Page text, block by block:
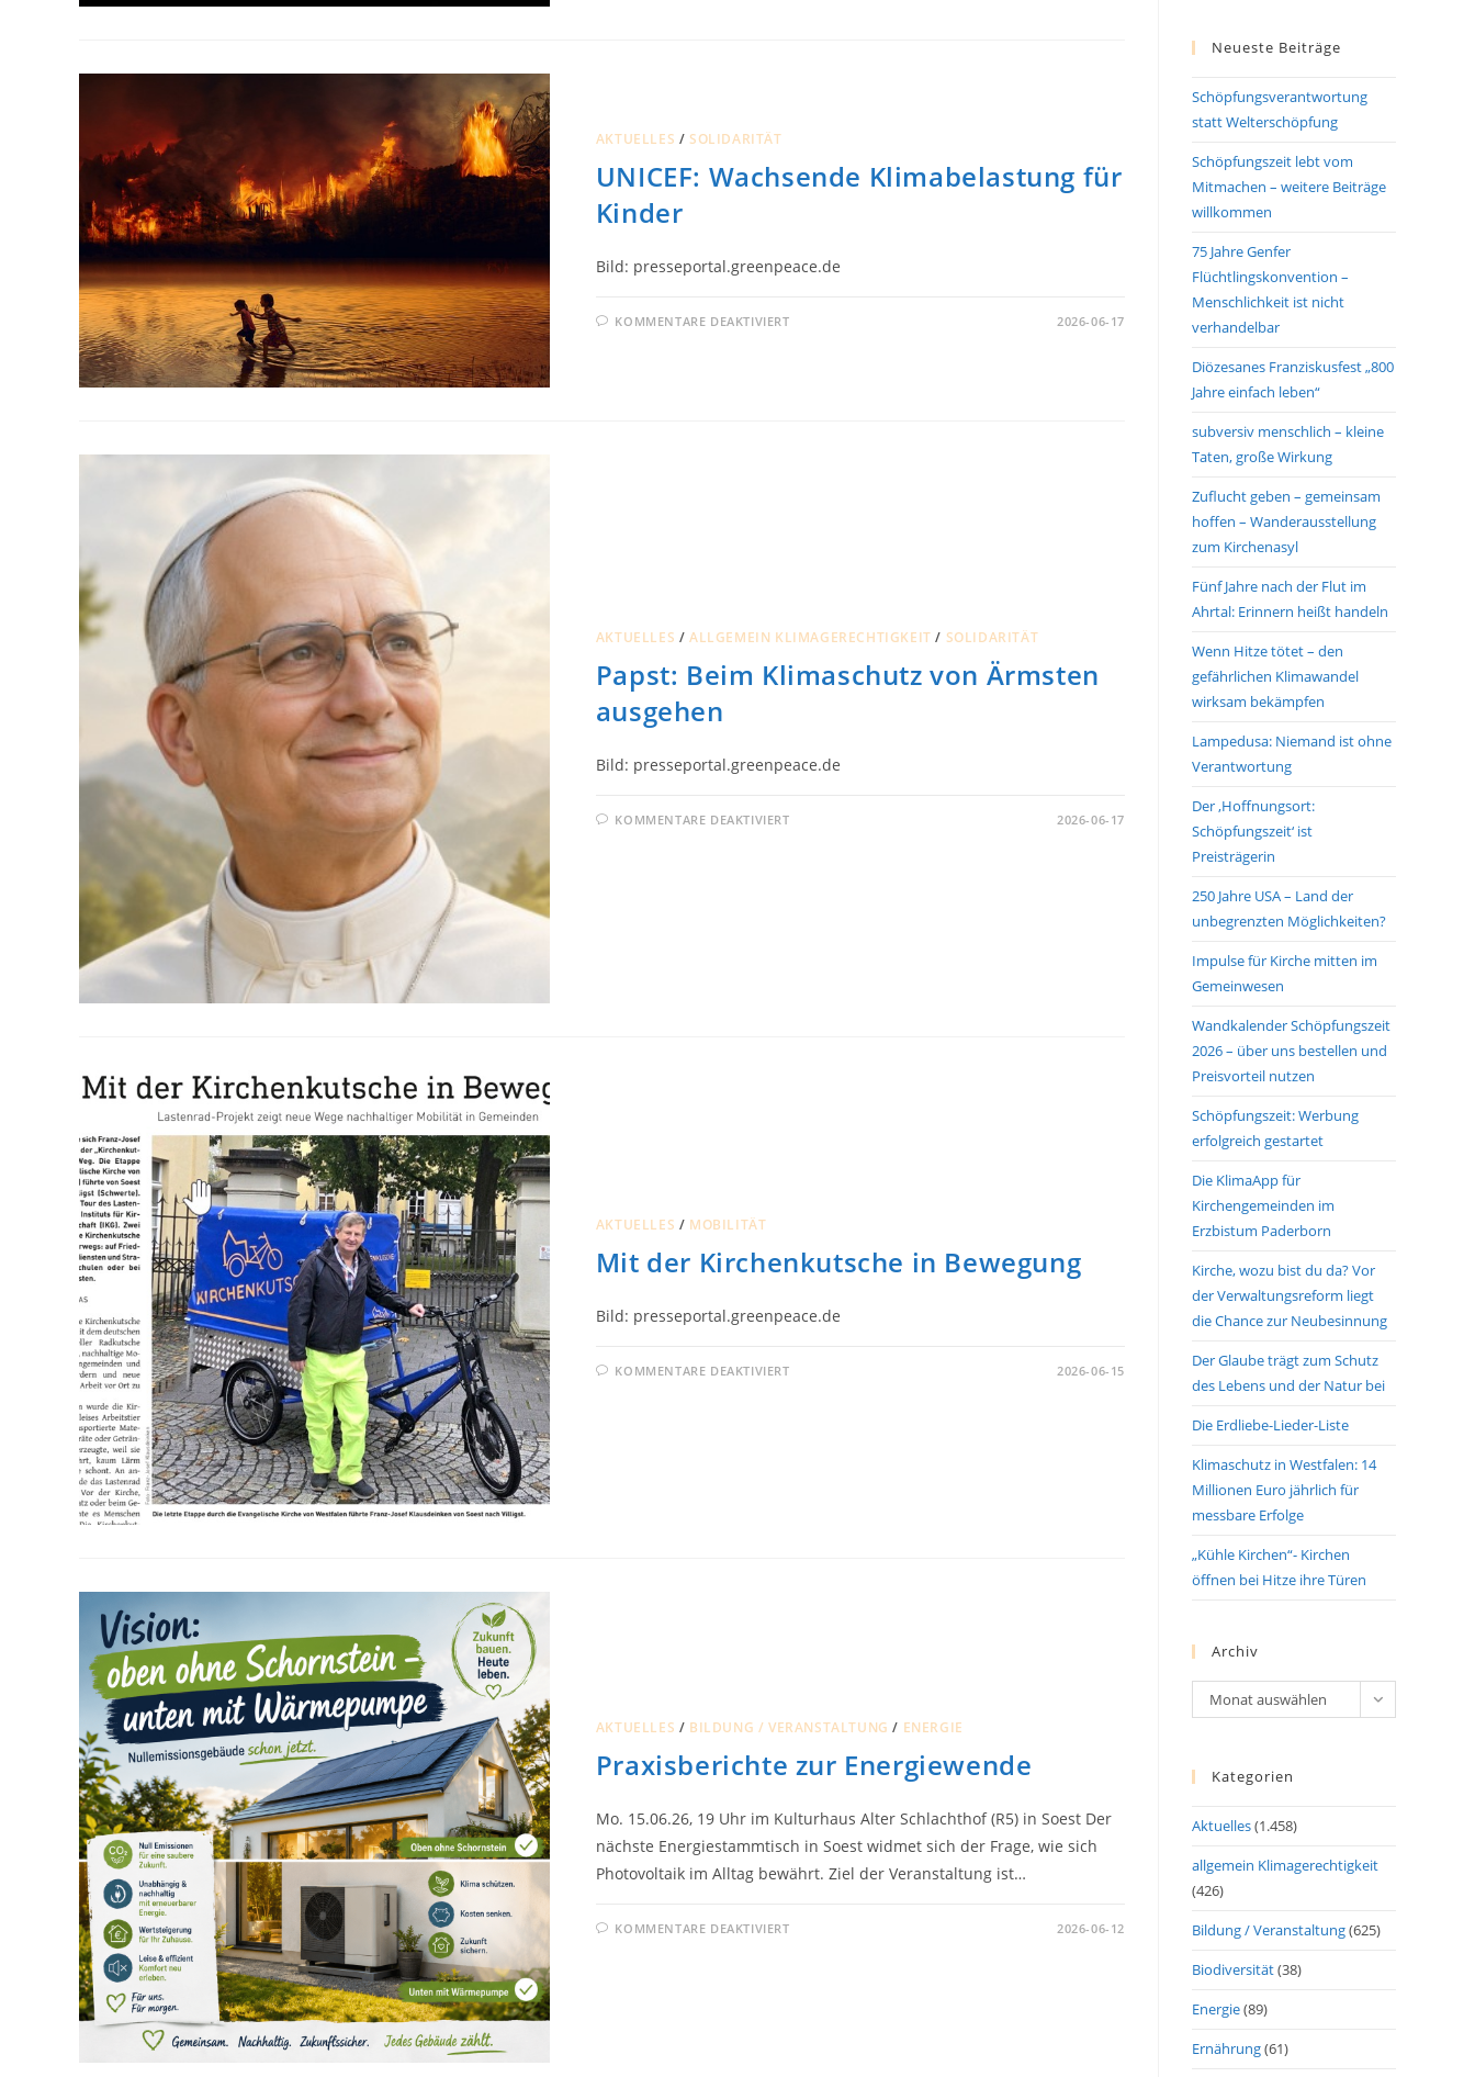
AKTUELLES / SOLIDARITÄT
UNICEF: Wachsende Klimabelastung für
Kinder
Bild: presseportal.greenpeace.de
KOMMENTARE DEAKTIVIERTFÜR 2026-06-17
AKTUELLES /ALLGEMEIN KLIMAGERECHTIGKEIT / SOLIDARITÄT
Papst: Beim Klimaschutz von Ärmsten
ausgehen
Bild: presseportal.greenpeace.de
KOMMENTARE DEAKTIVIERTFÜR 2026-06-17
AKTUELLES / MOBILITÄT
Mit der Kirchenkutsche in Bewegung
Bild: presseportal.greenpeace.de
KOMMENTARE DEAKTIVIERTFÜR 2026-06-15
AKTUELLES / BILDUNG / VERANSTALTUNG / ENERGIE
Praxisberichte zur Energiewende
Mo. 15.06.26, 19 Uhr im Kulturhaus Alter Schlachthof (R5) in Soest Der
nächste Energiestammtisch in Soest widmet sich der Frage, wie sich
Photovoltaik im Alltag bewährt. Ziel der Veranstaltung ist…
KOMMENTARE DEAKTIVIERTFÜR 2026-06-12
Neueste Beiträge
Schöpfungsverantwortung
statt Welterschöpfung
Schöpfungszeit lebt vom
Mitmachen – weitere Beiträge
willkommen
75 Jahre Genfer
Flüchtlingskonvention –
Menschlichkeit ist nicht
verhandelbar
Diözesanes Franziskusfest „800
Jahre einfach leben“
subversiv menschlich – kleine
Taten, große Wirkung
Zuflucht geben – gemeinsam
hoffen – Wanderausstellung
zum Kirchenasyl
Fünf Jahre nach der Flut im
Ahrtal: Erinnern heißt handeln
Wenn Hitze tötet – den
gefährlichen Klimawandel
wirksam bekämpfen
Lampedusa: Niemand ist ohne
Verantwortung
Der ‚Hoffnungsort:
Schöpfungszeit‘ ist
Preisträgerin
250 Jahre USA – Land der
unbegrenzten Möglichkeiten?
Impulse für Kirche mitten im
Gemeinwesen
Wandkalender Schöpfungszeit
2026 – über uns bestellen und
Preisvorteil nutzen
Schöpfungszeit: Werbung
erfolgreich gestartet
Die KlimaApp für
Kirchengemeinden im
Erzbistum Paderborn
Kirche, wozu bist du da? Vor
der Verwaltungsreform liegt
die Chance zur Neubesinnung
Der Glaube trägt zum Schutz
des Lebens und der Natur bei
Die Erdliebe-Lieder-Liste
Klimaschutz in Westfalen: 14
Millionen Euro jährlich für
messbare Erfolge
„Kühle Kirchen“- Kirchen
öffnen bei Hitze ihre Türen
Archiv
Archiv
Monat auswählen
Kategorien
Aktuelles(1.458)
allgemein Klimagerechtigkeit
(426)
Bildung / Veranstaltung(625)
Biodiversität(38)
Energie(89)
Ernährung(61)